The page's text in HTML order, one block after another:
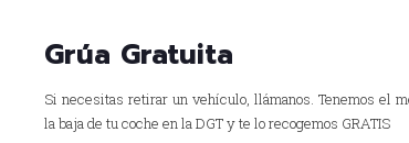
Grúa Gratuita
Si necesitas retirar un vehículo, llámanos. Tenemos el
la baja de tu coche en la DGT y te lo recogemos GRATIS